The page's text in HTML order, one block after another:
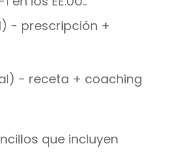
- prescripción +
- receta + coaching
que incluyen